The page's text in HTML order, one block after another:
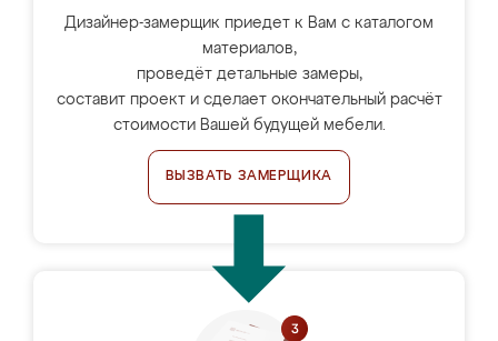
Дизайнер-замерщик приедет к Вам с каталогом
материалов,
проведёт детальные замеры,
составит проект и сделает окончательный расчёт
стоимости Вашей будущей мебели.
ВЫЗВАТЬ ЗАМЕРЩИКА